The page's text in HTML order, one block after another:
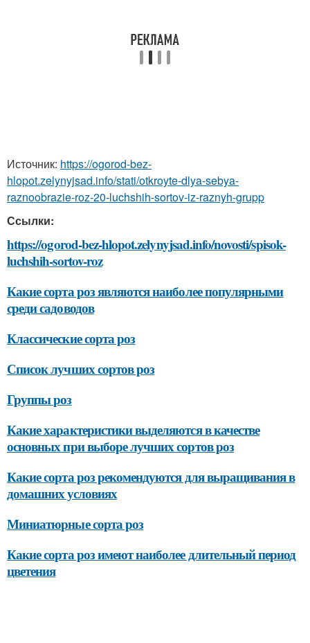
Источник: https://ogorod-bez-
hlopot.zelynyjsad.info/stati/otkroyte-dlya-sebya-
raznoobrazie-roz-20-luchshih-sortov-iz-raznyh-grupp
Ссылки:
https://ogorod-bez-hlopot.zelynyjsad.info/novosti/spisok-
luchshih-sortov-roz
Какие сорта роз являются наиболее популярными
среди садоводов
Классические сорта роз
Список лучших сортов роз
Группы роз
Какие характеристики выделяются в качестве
основных при выборе лучших сортов роз
Какие сорта роз рекомендуются для выращивания в
домашних условиях
Миниатюрные сорта роз
Какие сорта роз имеют наиболее длительный период
цветения